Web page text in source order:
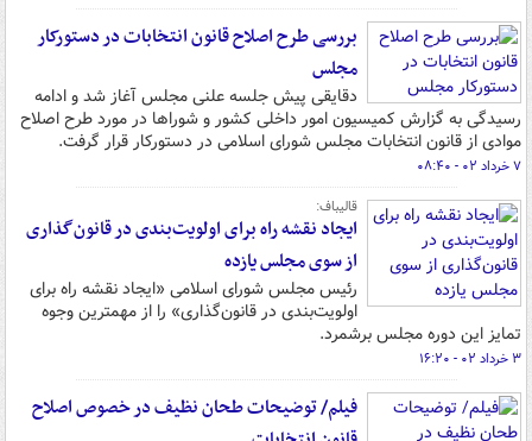
بررسی طرح اصلاح قانون انتخابات در دستورکار
مجلس
دقایقی پیش جلسه علنی مجلس آغاز شد و ادامه
رسیدگی به گزارش کمیسیون امور داخلی کشور و شوراها در مورد طرح اصلاح
موادی از قانون انتخابات مجلس شورای اسلامی در دستورکار قرار گرفت.
۷ خرداد ۰۲ - ۰۸:۴۰
قالیباف:
ایجاد نقشه راه برای اولویت‌بندی در قانون‌گذاری
از سوی مجلس یازده
رئیس مجلس شورای اسلامی «ایجاد نقشه راه برای
اولویت‌بندی در قانون‌گذاری» را از مهمترین وجوه
تمایز این دوره مجلس برشمرد.
۳ خرداد ۰۲ - ۱۶:۲۰
فیلم/ توضیحات طحان نظیف در خصوص اصلاح